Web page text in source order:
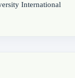
International